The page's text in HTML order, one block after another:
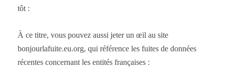
tôt :
À ce titre, vous pouvez aussi jeter un œil au site
bonjourlafuite.eu.org, qui référence les fuites de données
récentes concernant les entités françaises :